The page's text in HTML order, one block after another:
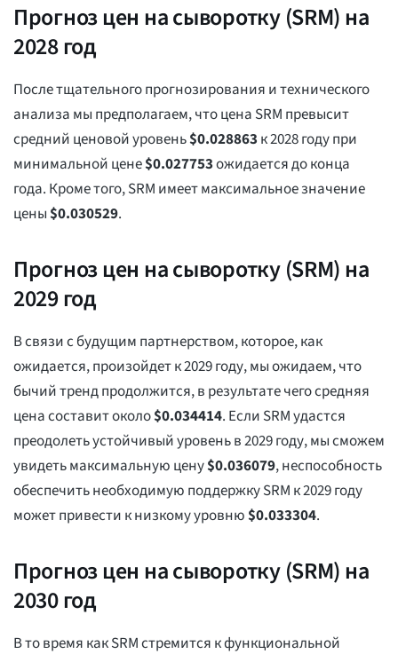
Прогноз цен на сыворотку (SRM) на
2028 год
После тщательного прогнозирования и технического
анализа мы предполагаем, что цена SRM превысит
средний ценовой уровень$0.028863 к 2028 году при
минимальной цене$0.027753ожидается до конца
года. Кроме того, SRM имеет максимальное значение
цены$0.030529.
Прогноз цен на сыворотку (SRM) на
2029 год
В связи с будущим партнерством, которое, как
ожидается, произойдет к 2029 году, мы ожидаем, что
бычий тренд продолжится, в результате чего средняя
цена составит около$0.034414. Если SRM удастся
преодолеть устойчивый уровень в 2029 году, мы сможем
увидеть максимальную цену$0.036079, неспособность
обеспечить необходимую поддержку SRM к 2029 году
может привести к низкому уровню$0.033304.
Прогноз цен на сыворотку (SRM) на
2030 год
В то время как SRM стремится к функциональной